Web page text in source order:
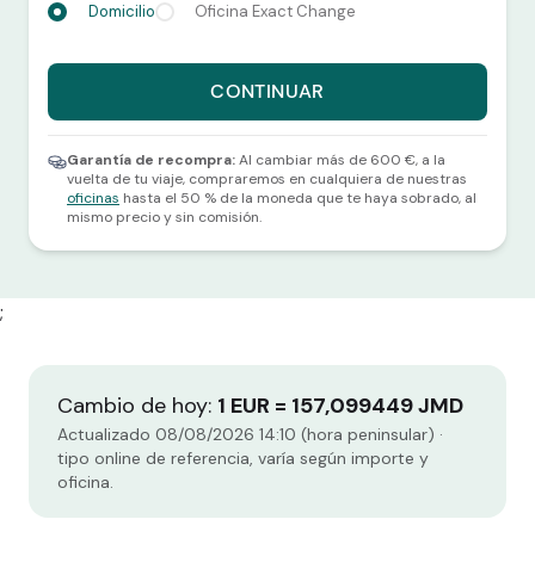
Domicilio
Oficina Exact Change
Recibes 550 JMD por 3,50 euros.
CONTINUAR
Garantía de recompra:Al cambiar más de 600 €, a la
vuelta de tu viaje, compraremos en cualquiera de nuestras
oficinas hasta el 50 % de la moneda que te haya sobrado, al
mismo precio y sin comisión.
;
Cambio de hoy: 1 EUR = 157,099449 JMD
Actualizado 08/08/2026 14:10 (hora peninsular) ·
tipo online de referencia, varía según importe y
oficina.